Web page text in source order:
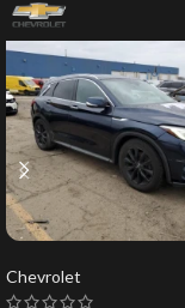
Chevrolet